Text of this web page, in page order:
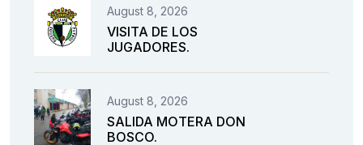
August 8, 2026
VISITA DE LOS
JUGADORES.
August 8, 2026
SALIDA MOTERA DON
BOSCO.